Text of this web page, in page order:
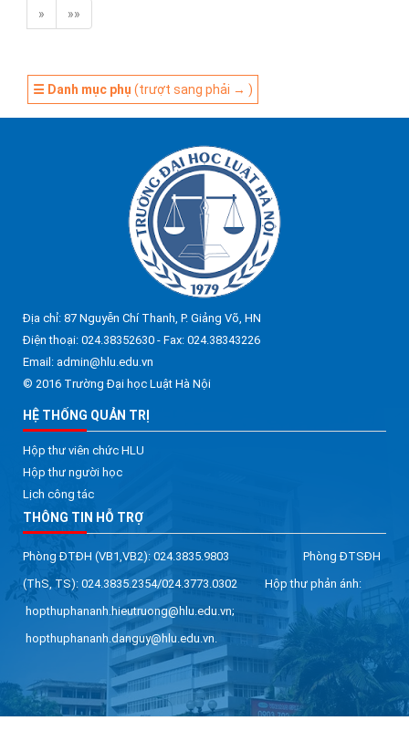
» »»
☰ Danh mục phụ (trượt sang phải → )
Địa chỉ: 87 Nguyễn Chí Thanh, P. Giảng Võ, HN
Điện thoại: 024.38352630 - Fax: 024.38343226
Email: admin@hlu.edu.vn
© 2016 Trường Đại học Luật Hà Nội
HỆ THỐNG QUẢN TRỊ
Hộp thư viên chức HLU
Hộp thư người học
Lịch công tác
THÔNG TIN HỖ TRỢ
Phòng ĐTĐH (VB1,VB2): 024.3835.9803 Phòng ĐTSĐH
(ThS, TS): 024.3835.2354/024.3773.0302 Hộp thư phản ánh:
hopthuphananh.hieutruong@hlu.edu.vn;
hopthuphananh.danguy@hlu.edu.vn.